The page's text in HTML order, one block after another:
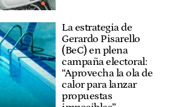
La estrategia de
Gerardo Pisarello
(BeC) en plena
campaña electoral:
“Aprovecha la ola de
calor para lanzar
propuestas